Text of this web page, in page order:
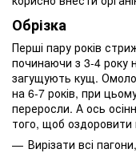
Обрізка
Перші пару років
починаючи з 3-4 року
загущують кущ.
на 6-7 років, при
переросли. А ось
того, щоб оздоровити
Вирізати всі